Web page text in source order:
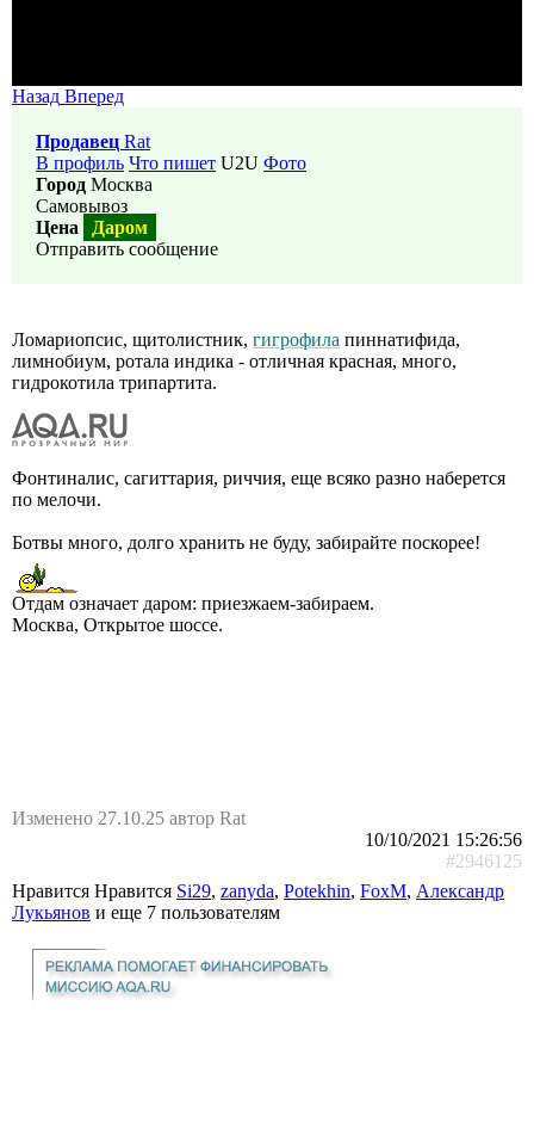
Назад Вперед
Продавец Rat
В профиль Что пишет U2U Фото
Город Москва
Самовывоз
Цена
Даром
Отправить сообщение
Ломариопсис, щитолистник, гигрофила пиннатифида,
лимнобиум, ротала индика - отличная красная, много,
гидрокотила трипартита.
Фонтиналис, сагиттария, риччия, еще всяко разно наберется
по мелочи.
Ботвы много, долго хранить не буду, забирайте поскорее!
Отдам означает даром: приезжаем-забираем.
Москва, Открытое шоссе.
Изменено 27.10.25 автор Rat
10/10/2021 15:26:56
#2946125
Нравится Нравится Si29, zanyda, Potekhin, FoxM, Александр
Лукьянов и еще 7 пользователям